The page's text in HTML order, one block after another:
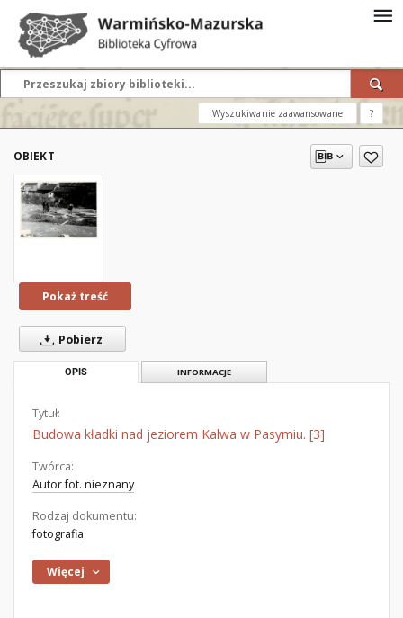
Wyszukiwanie zaawansowane ?
OBIEKT
Pokaż treść
Pobierz
OPIS INFORMACJE
Tytuł:
Budowa kładki nad jeziorem Kalwa w Pasymiu. [3]
Twórca:
Autor fot. nieznany
Rodzaj dokumentu:
fotografia
Więcej